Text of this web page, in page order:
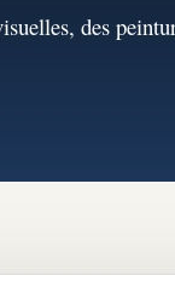
des